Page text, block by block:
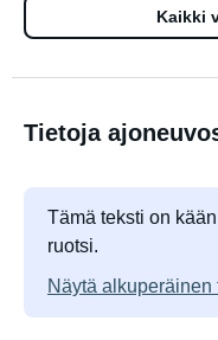
Kaikki
Tietoja
Tämä teksti on
ruotsi.
Näytä alkuperäinen